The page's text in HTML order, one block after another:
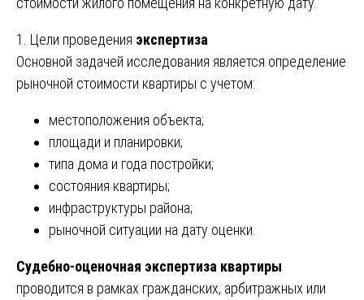
1. Цели проведения экспертиза
Основной задачей исследования является определение
рыночной стоимости квартиры с учетом:
местоположения объекта;
площади и планировки;
типа дома и года постройки;
состояния квартиры;
инфраструктуры района;
рыночной ситуации на дату оценки.
Судебно-оценочная экспертиза квартиры
проводится в рамках гражданских, арбитражных или